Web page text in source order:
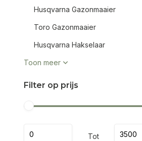
Husqvarna Gazonmaaier
Toro Gazonmaaier
Husqvarna Hakselaar
Toon meer
Filter op prijs
Tot